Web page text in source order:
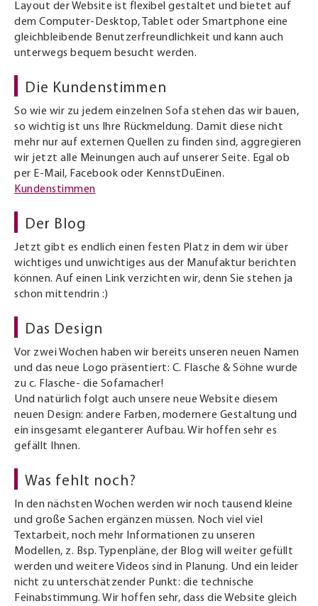
Layout der Website ist flexibel gestaltet und bietet auf
dem Computer-Desktop, Tablet oder Smartphone eine
gleichbleibende Benutzerfreundlichkeit und kann auch
unterwegs bequem besucht werden.
Die Kundenstimmen
So wie wir zu jedem einzelnen Sofa stehen das wir bauen,
so wichtig ist uns Ihre Rückmeldung. Damit diese nicht
mehr nur auf externen Quellen zu finden sind, aggregieren
wir jetzt alle Meinungen auch auf unserer Seite. Egal ob
per E-Mail, Facebook oder KennstDuEinen.
Kundenstimmen
Der Blog
Jetzt gibt es endlich einen festen Platz in dem wir über
wichtiges und unwichtiges aus der Manufaktur berichten
können. Auf einen Link verzichten wir, denn Sie stehen ja
schon mittendrin :)
Das Design
Vor zwei Wochen haben wir bereits unseren neuen Namen
und das neue Logo präsentiert: C. Flasche & Söhne wurde
zu c. Flasche- die Sofamacher!
Und natürlich folgt auch unsere neue Website diesem
neuen Design: andere Farben, modernere Gestaltung und
ein insgesamt eleganterer Aufbau. Wir hoffen sehr es
gefällt Ihnen.
Was fehlt noch?
In den nächsten Wochen werden wir noch tausend kleine
und große Sachen ergänzen müssen. Noch viel viel
Textarbeit, noch mehr Informationen zu unseren
Modellen, z. Bsp. Typenpläne, der Blog will weiter gefüllt
werden und weitere Videos sind in Planung. Und ein leider
nicht zu unterschätzender Punkt: die technische
Feinabstimmung. Wir hoffen sehr, dass die Website gleich